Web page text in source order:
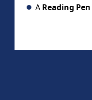
A Reading Pen